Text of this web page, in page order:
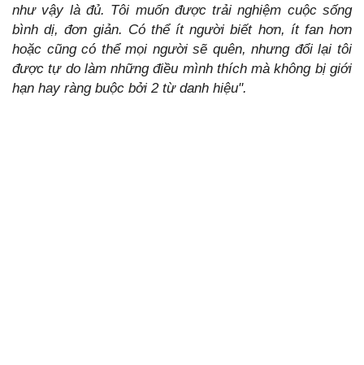
như vậy là đủ. Tôi muốn được trải nghiệm cuộc sống
bình dị, đơn giản. Có thể ít người biết hơn, ít fan hơn
hoặc cũng có thể mọi người sẽ quên, nhưng đổi lại tôi
được tự do làm những điều mình thích mà không bị giới
hạn hay ràng buộc bởi 2 từ danh hiệu".